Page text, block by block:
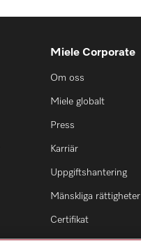
Miele Corporate
Om oss
Miele globalt
Press
Karriär
Uppgiftshantering
Mänskliga rättigheter
Certifikat